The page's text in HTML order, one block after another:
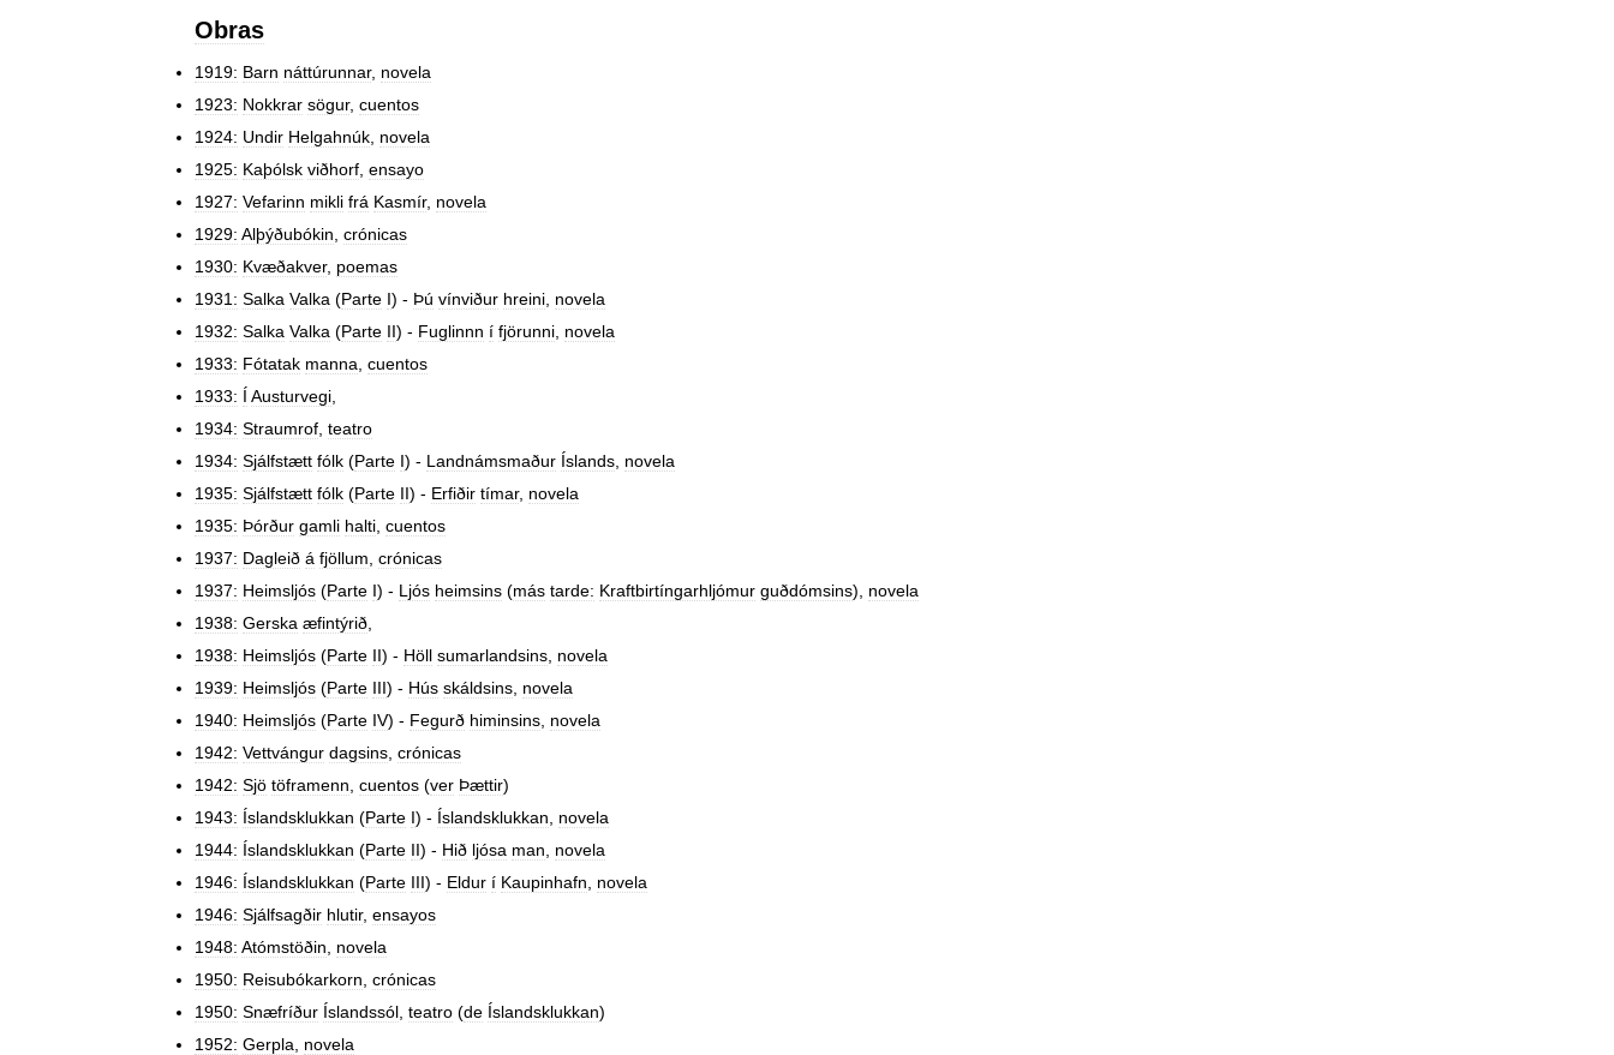
Obras
1919: Barn náttúrunnar, novela
1923: Nokkrar sögur, cuentos
1924: Undir Helgahnúk novela
1925: Kaþólsk viðhorf ensayo
1927: Vefarinn mikli frá Kasmír, novela
1929: Alþýðubókin crónicas
1930: Kvæðakver, poemas
1931: Salka Valka (Parte I) - Þú vínviður hreini novela
1932: Salka Valka (Parte II) - Fuglinnn í fjörunni novela
1933: Fótatak manna cuentos
1933: Í Austurvegi
1934: Straumrof teatro
1934: Sjálfstætt fólk (Parte I) - Landnámsmaður Íslands novela
1935: Sjálfstætt fólk (Parte II) - Erfiðir tímar, novela
1935: Þórður gamli halti cuentos
1937: Dagleið á fjöllum crónicas
1937: Heimsljós (Parte I) - Ljós heimsins (más tarde: Kraftbirtíngarhljómur guðdómsins), novela
1938: Gerska æfintýrið
1938: Heimsljós (Parte II) - Höll sumarlandsins novela
1939: Heimsljós (Parte III) - Hús skáldsins novela
1940: Heimsljós (Parte IV) - Fegurð himinsins novela
1942: Vettvángur dagsins crónicas
1942: Sjö töframenn cuentos (ver Þættir)
1943: Íslandsklukkan (Parte I) - Íslandsklukkan
novela
1944: Íslandsklukkan (Parte II) - Hið ljósa man
novela
1946: Íslandsklukkan (Parte III) - Eldur í Kaupinhafn
novela
1946: Sjálfsagðir hlutir, ensayos
1948: Atómstöðin
novela
1950: Reisubókarkorn crónicas
1950: Snæfríður Íslandssól teatro (de Íslandsklukkan)
1952: Gerpla
novela